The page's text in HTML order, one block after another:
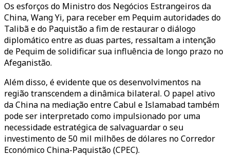
Os esforços do Ministro dos Negócios Estrangeiros da
China, Wang Yi, para receber em Pequim autoridades do
Talibã e do Paquistão a fim de restaurar o diálogo
diplomático entre as duas partes, ressaltam a intenção
de Pequim de solidificar sua influência de longo prazo no
Afeganistão.
Além disso, é evidente que os desenvolvimentos na
região transcendem a dinâmica bilateral. O papel ativo
da China na mediação entre Cabul e Islamabad também
pode ser interpretado como impulsionado por uma
necessidade estratégica de salvaguardar o seu
investimento de 50 mil milhões de dólares no Corredor
Económico China-Paquistão (CPEC).